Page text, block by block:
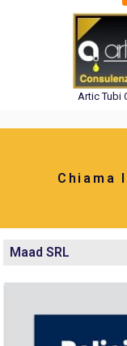
Artic Tubi
Chiama
Maad SRL